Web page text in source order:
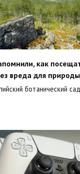
как
вреда для природы
ботанический